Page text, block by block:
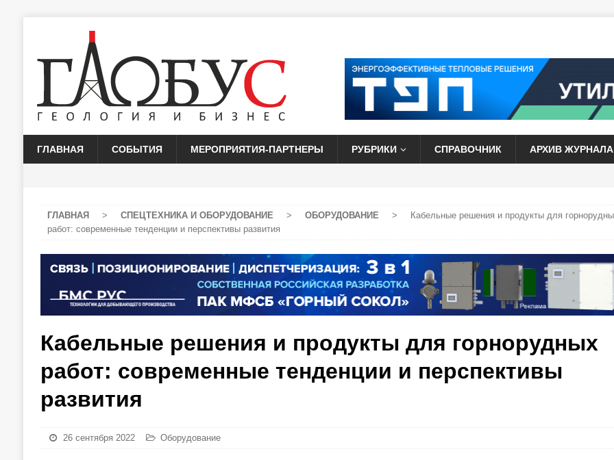
ГЛАВНАЯ СОБЫТИЯ МЕРОПРИЯТИЯ-ПАРТНЕРЫ РУБРИКИ СПРАВОЧНИК АРХИВ ЖУРНАЛА
ГЛАВНАЯ > СПЕЦТЕХНИКА И ОБОРУДОВАНИЕ > ОБОРУДОВАНИЕ >
Кабельные решения и продукты для
работ: современные тенденции и перспективы развития
Кабельные решения и продукты для горнорудных
работ: современные тенденции и перспективы
развития
26 сентября 2022 Оборудование